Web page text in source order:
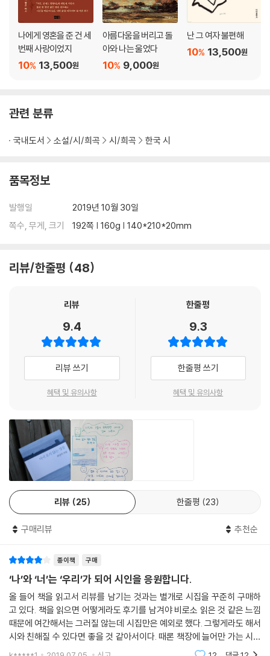
시인의 말
나에게 영혼을 준 건 세
번째 사랑이었지
13,500원
10%
아름다움을 버리고 돌
아와 나는 울었다
9,000원
10%
난 그 여자 불편해
13,500원
10%
관련 분류
국내도서 소설/시/희곡 시/희곡 한국 시
품목정보
발행일
2019년 10월 30일
쪽수, 무게, 크기
192쪽 | 160g | 140*210*20mm
리뷰/한줄평 48
리뷰
9.4
리뷰 쓰기
혜택 및 유의사항
한줄평
9.3
한줄평 쓰기
혜택 및 유의사항
리뷰 25 한줄평 23
구매리뷰 추천순
종이책 구매
‘나’와 ‘너’는 ‘우리’가 되어 시인을 응원합니다.
올 들어 책을 읽고서 리뷰를 남기는 것과는 별개로 시집을 꾸준히 구매하
고 있다. 책을 읽으면 어떻게라도 후기를 남겨야 비로소 읽은 것 같은 느낌
때문에 여간해서는 그러질 않는데 시집만은 예외로 했다. 그렇게라도 해서
시와 친해질 수 있다면 좋을 것 같아서이다. 때론 책장에 늘어만 가는 시집
을 보면서 한숨이 나오기도 하지만, 그래도 간혹 한,두 권에 대해서는 리뷰